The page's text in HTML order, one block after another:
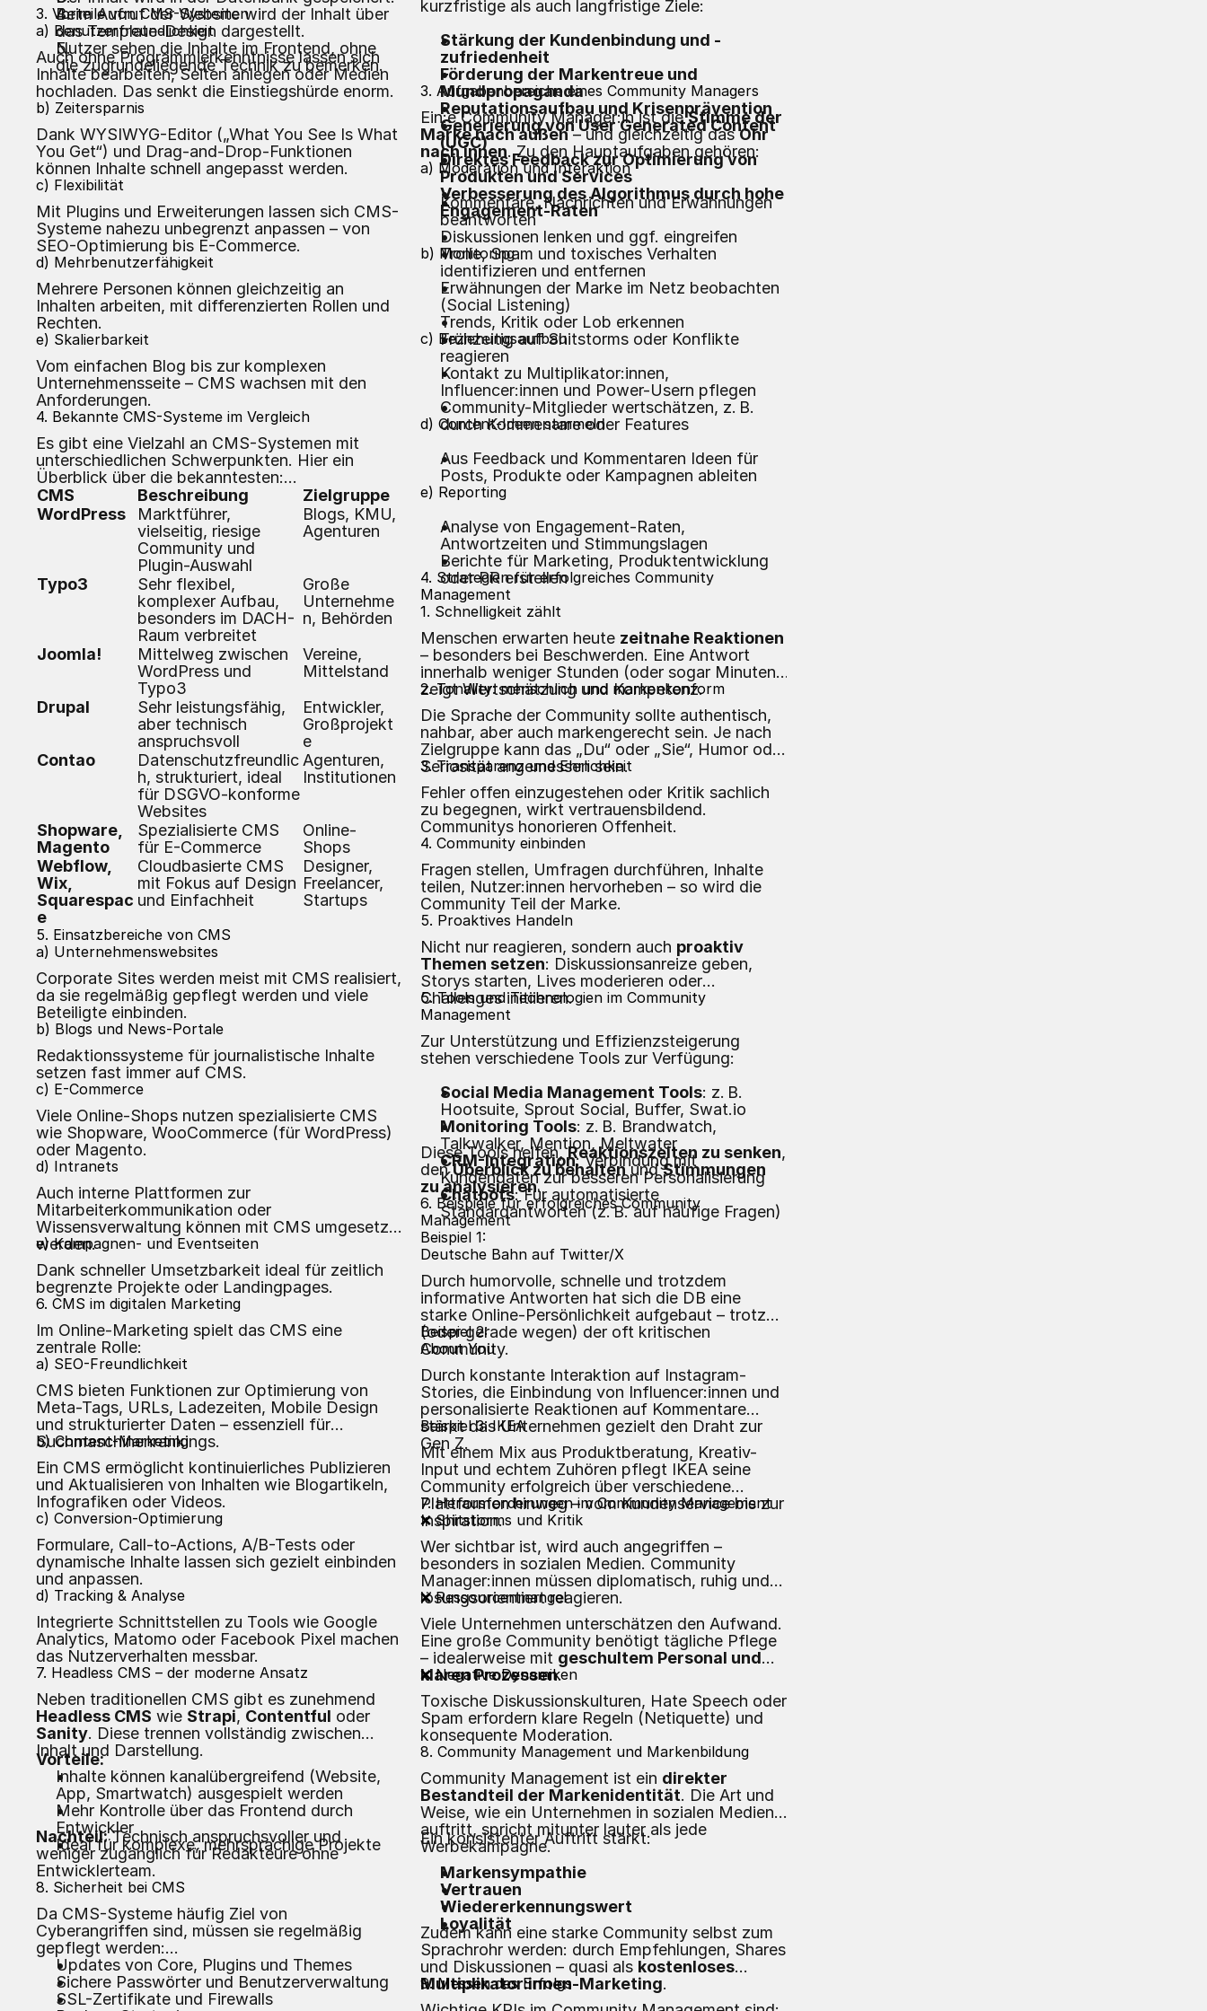
Beim Aufruf der Website wird der Inhalt über
das Template-Design dargestellt.
Nutzer sehen die Inhalte im Frontend, ohne
die zugrundeliegende Technik zu bemerken.
3. Vorteile von CMS-Systemen
a) Benutzerfreundlichkeit
Auch ohne Programmierkenntnisse lassen sich
Inhalte bearbeiten, Seiten anlegen oder Medien
hochladen. Das senkt die Einstiegshürde enorm.
b) Zeitersparnis
Dank WYSIWYG-Editor („What You See Is What
You Get“) und Drag-and-Drop-Funktionen
können Inhalte schnell angepasst werden.
c) Flexibilität
Mit Plugins und Erweiterungen lassen sich CMS-
Systeme nahezu unbegrenzt anpassen – von
SEO-Optimierung bis E-Commerce.
d) Mehrbenutzerfähigkeit
Mehrere Personen können gleichzeitig an
Inhalten arbeiten, mit differenzierten Rollen und
Rechten.
e) Skalierbarkeit
Vom einfachen Blog bis zur komplexen
Unternehmensseite – CMS wachsen mit den
Anforderungen.
4. Bekannte CMS-Systeme im Vergleich
Es gibt eine Vielzahl an CMS-Systemen mit
unterschiedlichen Schwerpunkten. Hier ein
Überblick über die bekanntesten:
CMS
Beschreibung
Zielgruppe
WordPress
Marktführer,
vielseitig, riesige
Community und
Plugin-Auswahl
Blogs, KMU,
Agenturen
Typo3
Sehr flexibel,
komplexer Aufbau,
besonders im DACH-
Raum verbreitet
Große
Unternehme
n, Behörden
Joomla!
Mittelweg zwischen
WordPress und
Typo3
Vereine,
Mittelstand
Drupal
Sehr leistungsfähig,
aber technisch
anspruchsvoll
Entwickler,
Großprojekt
e
Contao
Datenschutzfreundlic
h, strukturiert, ideal
für DSGVO-konforme
Websites
Agenturen,
Institutionen
Shopware,
Magento
Spezialisierte CMS
für E-Commerce
Online-
Shops
Webflow,
Wix,
Squarespac
e
Cloudbasierte CMS
mit Fokus auf Design
und Einfachheit
Designer,
Freelancer,
Startups
5. Einsatzbereiche von CMS
a) Unternehmenswebsites
Corporate Sites werden meist mit CMS realisiert,
da sie regelmäßig gepflegt werden und viele
Beteiligte einbinden.
b) Blogs und News-Portale
Redaktionssysteme für journalistische Inhalte
setzen fast immer auf CMS.
c) E-Commerce
Viele Online-Shops nutzen spezialisierte CMS
wie Shopware, WooCommerce (für WordPress)
oder Magento.
d) Intranets
Auch interne Plattformen zur
Mitarbeiterkommunikation oder
Wissensverwaltung können mit CMS umgesetzt
werden.
e) Kampagnen- und Eventseiten
Dank schneller Umsetzbarkeit ideal für zeitlich
begrenzte Projekte oder Landingpages.
6. CMS im digitalen Marketing
Im Online-Marketing spielt das CMS eine
zentrale Rolle:
a) SEO-Freundlichkeit
CMS bieten Funktionen zur Optimierung von
Meta-Tags, URLs, Ladezeiten, Mobile Design
und strukturierter Daten – essenziell für
Suchmaschinenrankings.
b) Content-Marketing
Ein CMS ermöglicht kontinuierliches Publizieren
und Aktualisieren von Inhalten wie Blogartikeln,
Infografiken oder Videos.
c) Conversion-Optimierung
Formulare, Call-to-Actions, A/B-Tests oder
dynamische Inhalte lassen sich gezielt einbinden
und anpassen.
d) Tracking & Analyse
Integrierte Schnittstellen zu Tools wie Google
Analytics, Matomo oder Facebook Pixel machen
das Nutzerverhalten messbar.
7. Headless CMS – der moderne Ansatz
Neben traditionellen CMS gibt es zunehmend
Headless CMS wie Strapi, Contentful oder
Sanity. Diese trennen vollständig zwischen
Inhalt und Darstellung.
Vorteile:
Inhalte können kanalübergreifend (Website,
App, Smartwatch) ausgespielt werden
Mehr Kontrolle über das Frontend durch
Entwickler
Ideal für komplexe, mehrsprachige Projekte
Nachteil:Technisch anspruchsvoller und
weniger zugänglich für Redakteure ohne
Entwicklerteam.
8. Sicherheit bei CMS
Da CMS-Systeme häufig Ziel von
Cyberangriffen sind, müssen sie regelmäßig
gepflegt werden:
Updates von Core, Plugins und Themes
Sichere Passwörter und Benutzerverwaltung
SSL-Zertifikate und Firewalls
kurzfristige als auch langfristige Ziele:
Stärkung der Kundenbindung und -
zufriedenheit
Förderung der Markentreue und
Mundpropaganda
Reputationsaufbau und Krisenprävention
Generierung von User GeneratedContent
(UGC)
Direktes Feedback zur Optimierung von
Produkten und Services
Verbesserung des Algorithmus durch hohe
Engagement-Raten
3. Aufgabenbereiche eines Community Managers
Ein:e Community Manager:in ist dieStimme der
Marke nach außen– und gleichzeitig dasOhr
nach innen. Zu den Hauptaufgaben gehören:
a) Moderation und Interaktion
Kommentare, Nachrichten und Erwähnungen
beantworten
Diskussionen lenken und ggf. eingreifen
Trolle, Spam und toxisches Verhalten
identifizieren und entfernen
b) Monitoring
Erwähnungen der Marke im Netz beobachten
(Social Listening)
Trends, Kritik oder Lob erkennen
Frühzeitig auf Shitstorms oder Konflikte
reagieren
c) Beziehungsaufbau
Kontakt zu Multiplikator:innen,
Influencer:innen und Power-Usern pflegen
Community-Mitglieder wertschätzen, z. B.
durch Kommentare oder Features
d) Content-Ideen sammeln
Aus Feedback und Kommentaren Ideen für
Posts, Produkte oder Kampagnen ableiten
e) Reporting
Analyse von Engagement-Raten,
Antwortzeiten und Stimmungslagen
Berichte für Marketing, Produktentwicklung
oder PR erstellen
4. Strategien für erfolgreiches Community
Management
1. Schnelligkeit zählt
Menschen erwarten heute zeitnahe Reaktionen
– besonders bei Beschwerden. Eine Antwort
innerhalb weniger Stunden (oder sogar Minuten)
zeigt Wertschätzung und Kompetenz.
2. Tonality: menschlich und markenkonform
Die Sprache der Community sollte authentisch,
nahbar, aber auch markengerecht sein. Je nach
Zielgruppe kann das „Du“ oder „Sie“, Humor oder
Seriosität angemessen sein.
3. Transparenz und Ehrlichkeit
Fehler offen einzugestehen oder Kritik sachlich
zu begegnen, wirkt vertrauensbildend.
Communitys honorieren Offenheit.
4. Community einbinden
Fragen stellen, Umfragen durchführen, Inhalte
teilen, Nutzer:innen hervorheben – so wird die
Community Teil der Marke.
5. Proaktives Handeln
Nicht nur reagieren, sondern auch proaktiv
Themen setzen: Diskussionsanreize geben,
Storys starten, Lives moderieren oder
Challenges initiieren.
5. Tools und Technologien im Community
Management
Zur Unterstützung und Effizienzsteigerung
stehen verschiedene Tools zur Verfügung:
Social Media Management Tools: z. B.
Hootsuite, Sprout Social, Buffer, Swat.io
Monitoring Tools: z. B. Brandwatch,
Talkwalker, Mention, Meltwater
CRM-Integration: Verbindung mit
Kundendaten zur besseren Personalisierung
Chatbots: Für automatisierte
Standardantworten (z. B. auf häufige Fragen)
Diese Tools helfen,Reaktionszeiten zu senken,
denÜberblick zu behaltenundStimmungen
zu analysieren.
6. Beispiele für erfolgreiches Community
Management
Beispiel 1:
Deutsche Bahn auf Twitter/X
Durch humorvolle, schnelle und trotzdem
informative Antworten hat sich die DB eine
starke Online-Persönlichkeit aufgebaut – trotz
(oder gerade wegen) der oft kritischen
Community.
Beispiel 2:
About You
Durch konstante Interaktion auf Instagram-
Stories, die Einbindung von Influencer:innen und
personalisierte Reaktionen auf Kommentare
stärkt das Unternehmen gezielt den Draht zur
Gen Z.
Beispiel 3: IKEA
Mit einem Mix aus Produktberatung, Kreativ-
Input und echtem Zuhören pflegt IKEA seine
Community erfolgreich über verschiedene
Plattformen hinweg – vom Kundenservice bis zur
Inspiration.
7. Herausforderungen im Community Management
❌ Shitstorms und Kritik
Wer sichtbar ist, wird auch angegriffen –
besonders in sozialen Medien. Community
Manager:innen müssen diplomatisch, ruhig und
lösungsorientiert reagieren.
❌ Ressourcenmangel
Viele Unternehmen unterschätzen den Aufwand.
Eine große Community benötigt tägliche Pflege
– idealerweise mit geschultem Personal und
klaren Prozessen.
❌ Negative Dynamiken
Toxische Diskussionskulturen, Hate Speech oder
Spam erfordern klare Regeln (Netiquette) und
konsequente Moderation.
8. Community Management und Markenbildung
Community Management ist ein direkter
Bestandteil der Markenidentität. Die Art und
Weise, wie ein Unternehmen in sozialen Medien
auftritt, spricht mitunter lauter als jede
Werbekampagne.
Ein konsistenter Auftritt stärkt:
Markensympathie
Vertrauen
Wiedererkennungswert
Loyalität
Zudem kann eine starke Community selbst zum
Sprachrohr werden: durch Empfehlungen, Shares
und Diskussionen – quasi als kostenloses
Multiplikator:innen-Marketing.
9. Messen des Erfolgs